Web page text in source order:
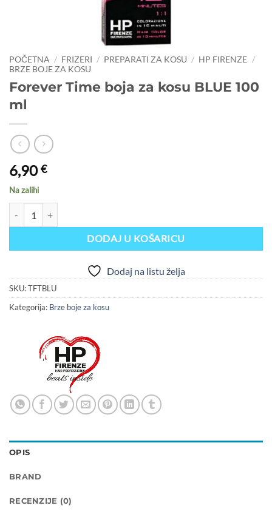
POČETNA / FRIZERI / PREPARATI ZA KOSU / HP FIRENZE /
BRZE BOJE ZA KOSU
Forever Time boja za kosu BLUE 100
ml
6,90€
Na zalihi
DODAJ U KOŠARICU
Dodaj na listu želja
SKU:TFTBLU
Kategorija: Brze boje za kosu
OPIS
BRAND
RECENZIJE (0)